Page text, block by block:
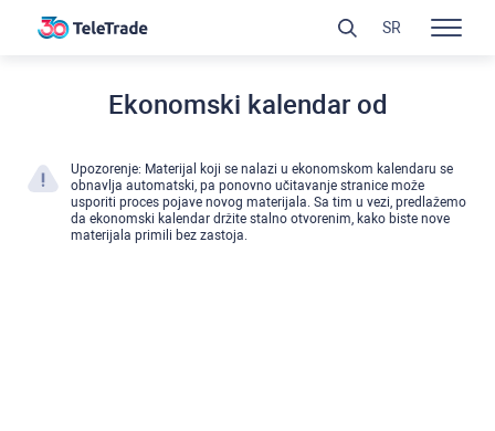
Ekonomski kalendar od
Upozorenje: Materijal koji se nalazi u ekonomskom kalendaru se
obnavlja automatski, pa ponovno učitavanje stranice može
usporiti proces pojave novog materijala. Sa tim u vezi, predlažemo
da ekonomski kalendar držite stalno otvorenim, kako biste nove
materijala primili bez zastoja.
SR